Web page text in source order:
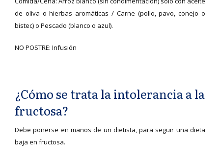
de oliva o hierbas aromáticas / Carne (pollo, pavo, conejo o
bistec) o Pescado (blanco o azul).
NO POSTRE: Infusión
¿Cómo se trata la intolerancia a la
fructosa?
Debe ponerse en manos de un dietista, para seguir una dieta
baja en fructosa.